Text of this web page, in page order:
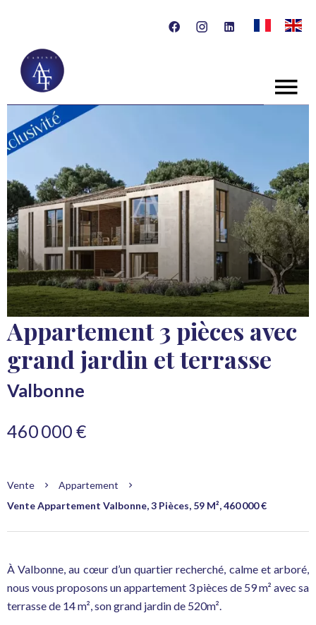
Appartement 3 pièces avec
grand jardin et terrasse
Valbonne
460 000 €
Vente
Appartement
Vente Appartement Valbonne, 3 Pièces, 59 M², 460 000 €
À Valbonne, au cœur d’un quartier recherché, calme et arboré,
nous vous proposons un appartement 3 pièces de 59 m² avec sa
terrasse de 14 m², son grand jardin de 520m².